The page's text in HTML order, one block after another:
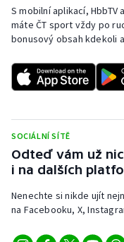
Rychlostní
Short track
Sportovní střelba
Triatlon
Vodní slalom
S mobilní aplikací,
máte ČT sport vždy po
bonusový obsah kdekoli
SOCIÁLNÍ SÍTĚ
Odteď vám už
i na dalších
Nenechte si nikde ujít
na Facebooku, X,